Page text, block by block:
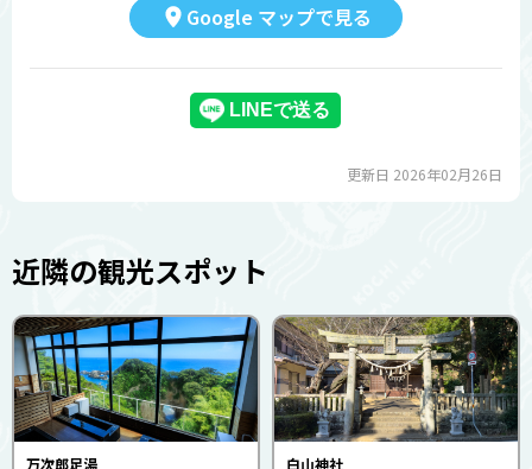
Google マップで見る
更新日 2026年02月26日
近隣の観光スポット
万次郎足湯 白山神社